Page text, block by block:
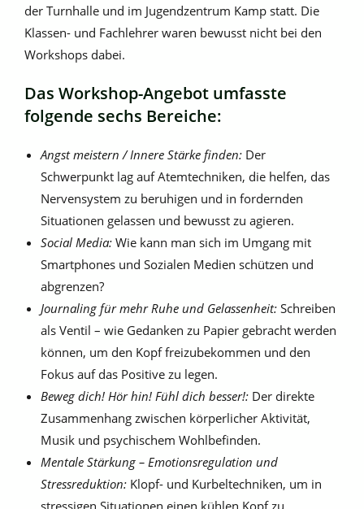
der Turnhalle und im Jugendzentrum Kamp statt. Die
Klassen- und Fachlehrer waren bewusst nicht bei den
Workshops dabei.
Das Workshop-Angebot umfasste
folgende sechs Bereiche:
Angst meistern / Innere Stärke finden: Der
Schwerpunkt lag auf Atemtechniken, die helfen, das
Nervensystem zu beruhigen und in fordernden
Situationen gelassen und bewusst zu agieren.
Social Media: Wie kann man sich im Umgang mit
Smartphones und Sozialen Medien schützen und
abgrenzen?
Journaling für mehr Ruhe und Gelassenheit: Schreiben
als Ventil – wie Gedanken zu Papier gebracht werden
können, um den Kopf freizubekommen und den
Fokus auf das Positive zu legen.
Beweg dich! Hör hin! Fühl dich besser!: Der direkte
Zusammenhang zwischen körperlicher Aktivität,
Musik und psychischem Wohlbefinden.
Mentale Stärkung – Emotionsregulation und
Stressreduktion: Klopf- und Kurbeltechniken, um in